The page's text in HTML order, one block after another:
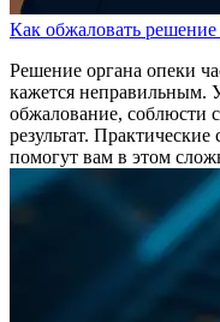
Как обжаловать решение
Решение органа опеки
кажется неправильным.
обжалование, соблюсти
результат.
помогут вам в этом